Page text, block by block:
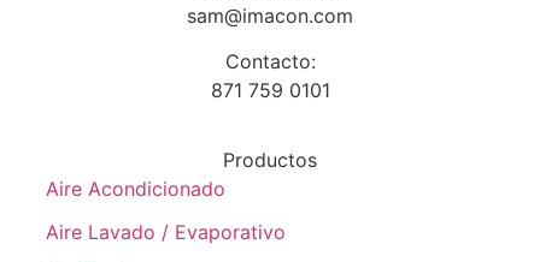
sam@imacon.com
Contacto:
871 759 0101
Productos
Aire Acondicionado
Aire Lavado / Evaporativo